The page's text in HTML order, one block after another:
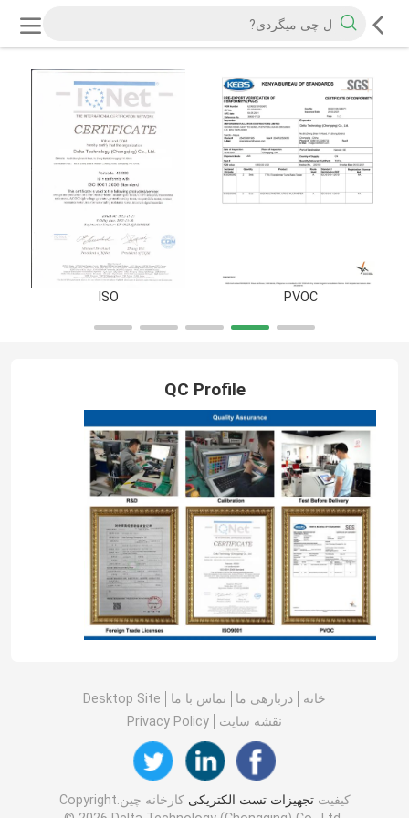
PVOC
ISO
QC Profile
خانه دربارهی ما تماس با ما
Desktop Site
نقشه سایت
Privacy Policy
کیفیتتجهیزات تست الکتریکی
کارخانه چین.Copyright